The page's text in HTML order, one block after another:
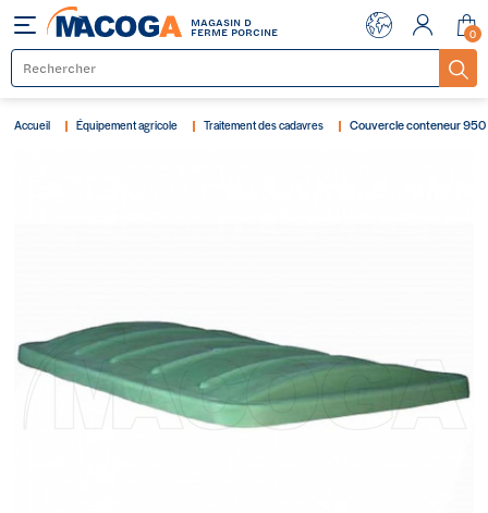
MAGASIN D
FERME PORCINE 0
Menu
Accueil Équipement agricole Traitement des cadavres Couvercle conteneur 950